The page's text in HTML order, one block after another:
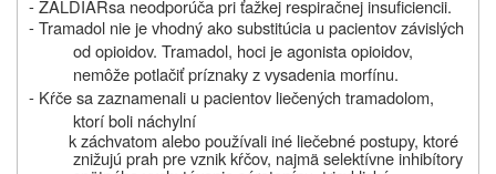
-ZALDIARsa neodporúča pri ťažkej respiračnej insuficiencii.
- Tramadol nie je vhodný ako substitúcia u pacientov závislých
od opioidov. Tramadol, hoci je agonista opioidov,
nemôže potlačiť príznaky z vysadenia morfínu.
- Kŕče sa zaznamenali u pacientov liečených tramadolom,
ktorí boli náchylní
k záchvatom alebo používali iné liečebné postupy, ktoré
znižujú prah pre vznik kŕčov, najmä selektívne inhibítory